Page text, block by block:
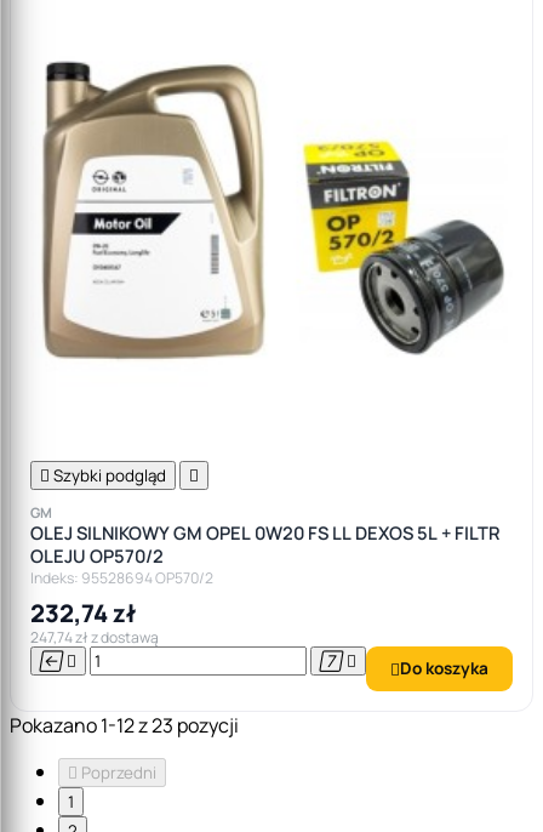
 Szybki podgląd 
GM
OLEJ SILNIKOWY GM OPEL 0W20 FS LL DEXOS 5L + FILTR
OLEJU OP570/2
Indeks: 95528694 OP570/2
232,74 zł
247,74 zł z dostawą
    Do koszyka
Pokazano 1-12 z 23 pozycji
 Poprzedni
1